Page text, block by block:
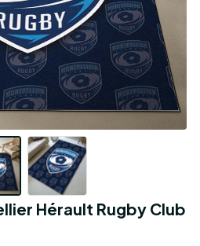
Hérault Rugby Club